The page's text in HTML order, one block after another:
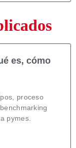
es, cómo
proceso
pymes.